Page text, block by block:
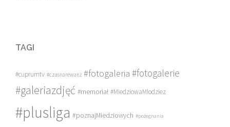
TAGI
#cuprumtv #czasnarewanż #fotogaleria #fotogalerie
#galeriazdjęć #memoriał #MiedziowaMlodziez
#plusliga #poznajMiedziowych #pożegnania